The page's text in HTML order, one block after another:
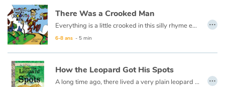
Princesses et princes, rois, reines et dragons
Ogres, monstres et sorcières
Héroïnes et héros
Écologie, nature, saisons
There Was a Crooked Man
Everything is a little crooked in this silly rhyme everyone loves to recite.
6-8 ans - 5 min
…
How the Leopard Got His Spots
A long time ago, there lived a very plain leopard named Henry. Henry didn’t have any spots, but that was normal back then since the other animals were plain as well. …